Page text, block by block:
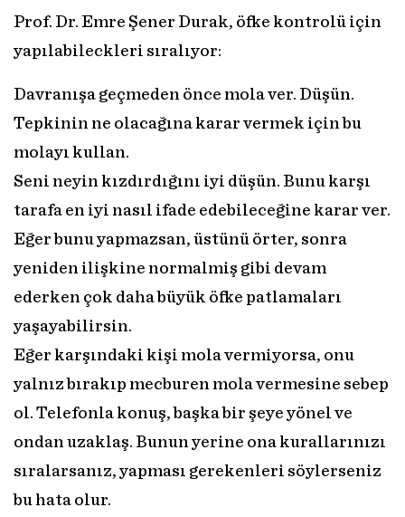
Prof. Dr. Emre Şener Durak, öfke kontrolü için
yapılabileckleri sıralıyor:
Davranışa geçmeden önce mola ver. Düşün.
Tepkinin ne olacağına karar vermek için bu
molayı kullan.
Seni neyin kızdırdığını iyi düşün. Bunu karşı
tarafa en iyi nasıl ifade edebileceğine karar ver.
Eğer bunu yapmazsan, üstünü örter, sonra
yeniden ilişkine normalmiş gibi devam
ederken çok daha büyük öfke patlamaları
yaşayabilirsin.
Eğer karşındaki kişi mola vermiyorsa, onu
yalnız bırakıp mecburen mola vermesine sebep
ol. Telefonla konuş, başka bir şeye yönel ve
ondan uzaklaş. Bunun yerine ona kurallarınızı
sıralarsanız, yapması gerekenleri söylerseniz
bu hata olur.